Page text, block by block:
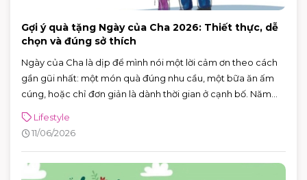
Gợi ý quà tặng Ngày của Cha 2026: Thiết thực, dễ
chọn và đúng sở thích
Ngày của Cha là dịp để mình nói một lời cảm ơn theo cách
gần gũi nhất: một món quà đúng nhu cầu, một bữa ăn ấm
cúng, hoặc chỉ đơn giản là dành thời gian ở cạnh bố. Năm
thứ ba của tháng 6) — rất tiện để cả nhà lên lịch đi chơi, mua
sắm và ăn uống trong một buổi.
Lifestyle
11/06/2026